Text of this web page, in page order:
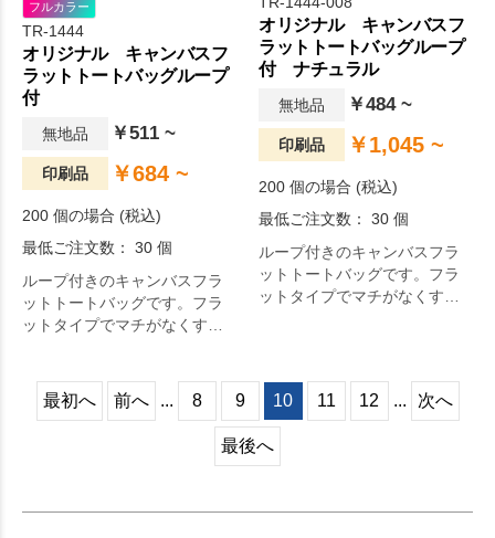
フルカラー
TR-1444
オリジナル キャンバスフ
ラットトートバッグループ
付
無地品 ￥511 ~
印刷品 ￥684 ~
200 個の場合 (税込)
最低ご注文数： 30 個
ループ付きのキャンバスフラ
ットトートバッグです。フラ
ットタイプでマチがなくすっ
オリジナル キャンバスフ
ラットトートバッグループ
付 ナチュラル
無地品 ￥484 ~
印刷品 ￥1,045 ~
200 個の場合 (税込)
最低ご注文数： 30 個
ループ付きのキャンバスフラ
ットトートバッグです。フラ
ットタイプでマチがなくすっ
最初へ 前へ ... 8 9 10 11 12 ... 次へ
最後へ